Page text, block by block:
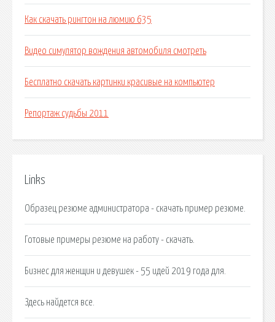
Как скачать рингтон на люмию 635
Видео симулятор вождения автомобиля смотреть
Бесплатно скачать картинки красивые на компьютер
Репортаж судьбы 2011
Links
Образец резюме администратора - скачать пример резюме.
Готовые примеры резюме на работу - скачать.
Бизнес для женщин и девушек - 55 идей 2019 года для.
Здесь найдется все.